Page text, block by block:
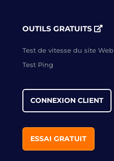
OUTILS GRATUITS
Test de vitesse du site Web
Test Ping
CONNEXION CLIENT
ESSAI GRATUIT